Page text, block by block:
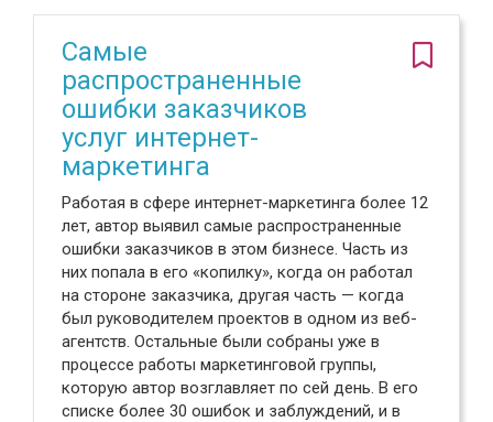
Самые
распространенные
ошибки заказчиков
услуг интернет-
маркетинга
Работая в сфере интернет-маркетинга более 12
лет, автор выявил самые распространенные
ошибки заказчиков в этом бизнесе. Часть из
них попала в его «копилку», когда он работал
на стороне заказчика, другая часть — когда
был руководителем проектов в одном из веб-
агентств. Остальные были собраны уже в
процессе работы маркетинговой группы,
которую автор возглавляет по сей день. В его
списке более 30 ошибок и заблуждений, и в